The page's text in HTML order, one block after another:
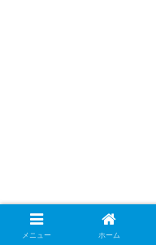
メニュー ホーム